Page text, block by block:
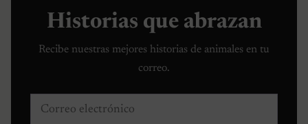
Historias que abrazan
Recibe nuestras mejores historias de animales en tu
correo.
Correo electrónico